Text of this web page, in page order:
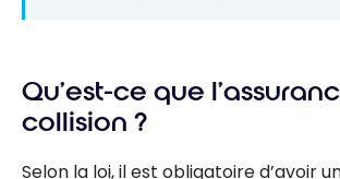
Qu’est-ce que
collision ?
Selon la loi, il est obligatoire d’avoir